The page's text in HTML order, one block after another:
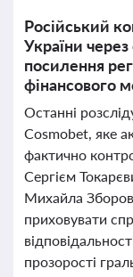
Російський
України
посилення
фінансового
Останні
Cosmobet, яке
фактично
Сергієм
Михайла
приховувати
прозорості